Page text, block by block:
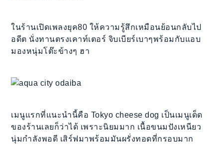
ในร้านเปิดเพลงยุค80 ให้ความรู้สึกเหมือนย้อนกลับไป
อดีต นั่งทานตรงเคาท์เตอร์ จิบเบียร์เบาๆพร้อมกับแอบ
มองหนุ่มโต๊ะข้างๆ ฮา
เมนูแรกที่แนะนำนี้คือ Tokyo cheese dog เป็นเมนูเด็ด
ของร้านเลยก็ว่าได้ เพราะนิยมมาก เนื้อขนมปังเหนียว
นุ่มกำลังพอดี เสิร์ฟมาพร้อมมันผรั่งทอดที่กรอบมาก